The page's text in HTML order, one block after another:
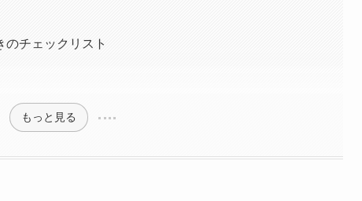
のチェックリスト
もっと見る